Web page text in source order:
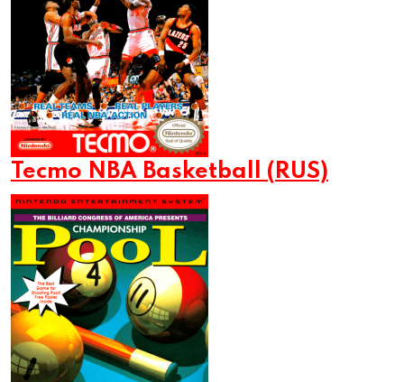
Tecmo NBA Basketball (RUS)